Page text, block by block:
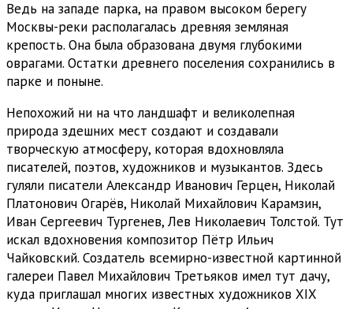
Ведь на западе парка, на правом высоком берегу
Москвы-реки располагалась древняя земляная
крепость. Она была образована двумя глубокими
оврагами. Остатки древнего поселения сохранились в
парке и поныне.
Непохожий ни на что ландшафт и великолепная
природа здешних мест создают и создавали
творческую атмосферу, которая вдохновляла
писателей, поэтов, художников и музыкантов. Здесь
гуляли писатели Александр Иванович Герцен, Николай
Платонович Огарёв, Николай Михайлович Карамзин,
Иван Сергеевич Тургенев, Лев Николаевич Толстой. Тут
искал вдохновения композитор Пётр Ильич
Чайковский. Создатель всемирно-известной картинной
галереи Павел Михайлович Третьяков имел тут дачу,
куда приглашал многих известных художников XIX